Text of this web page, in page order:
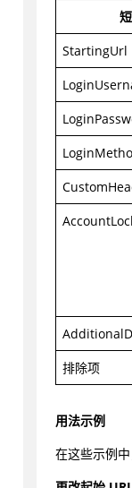
StartingUrl
排除项
用法示例
在这些示例